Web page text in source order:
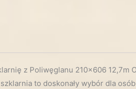
z Poliwęglanu 210×606
to doskonały wybór dla